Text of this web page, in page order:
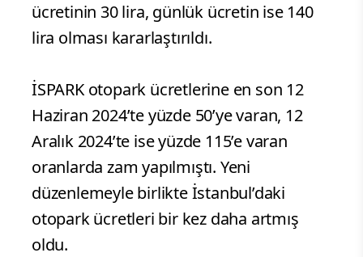
ücretinin 30 lira, günlük ücretin ise 140
lira olması kararlaştırıldı.
İSPARK otopark ücretlerine en son 12
Haziran 2024’te yüzde 50’ye varan, 12
Aralık 2024’te ise yüzde 115’e varan
oranlarda zam yapılmıştı. Yeni
düzenlemeyle birlikte İstanbul’daki
otopark ücretleri bir kez daha artmış
oldu.